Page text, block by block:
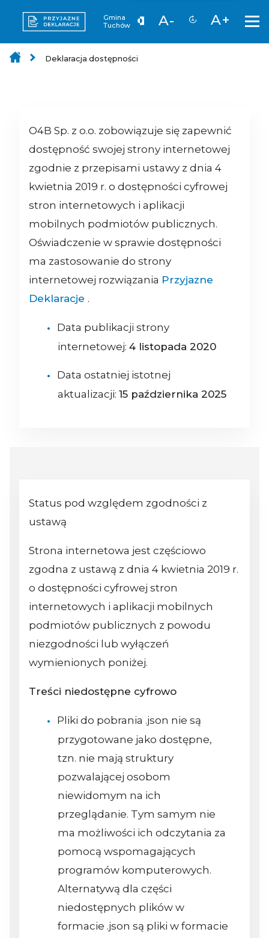
Gmina
Tuchów
A- A+
Deklaracja dostępności
O4B Sp. z o.o. zobowiązuje się zapewnić
dostępność swojej strony internetowej
zgodnie z przepisami ustawy z dnia 4
kwietnia 2019 r. o dostępności cyfrowej
stron internetowych i aplikacji
mobilnych podmiotów publicznych.
Oświadczenie w sprawie dostępności
ma zastosowanie do strony
internetowej rozwiązania Przyjazne
Deklaracje .
Data publikacji strony
internetowej: 4 listopada 2020
Data ostatniej istotnej
aktualizacji: 15 października 2025
Status pod względem zgodności z
ustawą
Strona internetowa jest częściowo
zgodna z ustawą z dnia 4 kwietnia 2019 r.
o dostępności cyfrowej stron
internetowych i aplikacji mobilnych
podmiotów publicznych z powodu
niezgodności lub wyłączeń
wymienionych poniżej.
Treści niedostępne cyfrowo
Pliki do pobrania .json nie są
przygotowane jako dostępne,
tzn. nie mają struktury
pozwalającej osobom
niewidomym na ich
przeglądanie. Tym samym nie
ma możliwości ich odczytania za
pomocą wspomagających
programów komputerowych.
Alternatywą dla części
niedostępnych plików w
formacie .json są pliki w formacie